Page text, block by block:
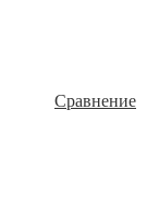
Сравнение